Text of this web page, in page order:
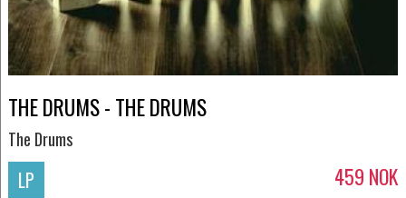
THE DRUMS - THE DRUMS
The Drums
LP 459 NOK